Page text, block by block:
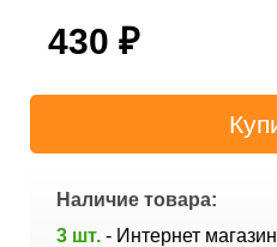
430 ₽
Наличие товара:
3 шт. - Интернет магазин